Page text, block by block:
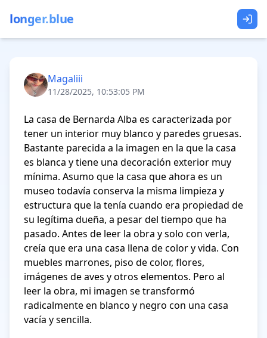
longer.blue
Magaliii
11/28/2025, 10:53:05 PM
La casa de Bernarda Alba es caracterizada por
tener un interior muy blanco y paredes gruesas.
Bastante parecida a la imagen en la que la casa
es blanca y tiene una decoración exterior muy
mínima. Asumo que la casa que ahora es un
museo todavía conserva la misma limpieza y
estructura que la tenía cuando era propiedad de
su legítima dueña, a pesar del tiempo que ha
pasado. Antes de leer la obra y solo con verla,
creía que era una casa llena de color y vida. Con
muebles marrones, piso de color, flores,
imágenes de aves y otros elementos. Pero al
leer la obra, mi imagen se transformó
radicalmente en blanco y negro con una casa